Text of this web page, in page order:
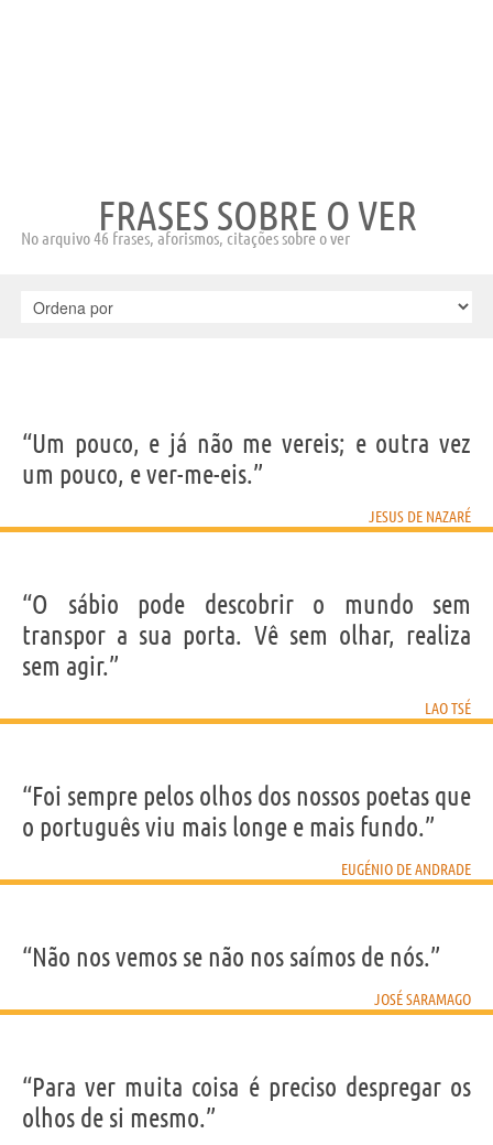
FRASES SOBRE O VER
No arquivo 46 frases, aforismos, citações sobre o ver
“Um pouco, e já não me vereis; e outra vez
um pouco, e ver-me-eis.”
JESUS DE NAZARÉ
“O sábio pode descobrir o mundo sem
transpor a sua porta. Vê sem olhar, realiza
sem agir.”
LAO TSÉ
“Foi sempre pelos olhos dos nossos poetas que
o português viu mais longe e mais fundo.”
EUGÉNIO DE ANDRADE
“Não nos vemos se não nos saímos de nós.”
JOSÉ SARAMAGO
“Para ver muita coisa é preciso despregar os
olhos de si mesmo.”